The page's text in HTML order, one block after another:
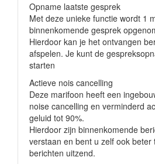
Opname laatste gesprek
Met deze unieke functie wordt 1
binnenkomende gesprek
Hierdoor kan je het ontvangen
afspelen. Je kunt de
starten
Actieve nois cancelling
Deze marifoon heeft een
noise cancelling en verminderd
geluid tot 90%.
Hierdoor zijn binnenkomende
verstaan en bent u zelf ook beter
berichten uitzend.